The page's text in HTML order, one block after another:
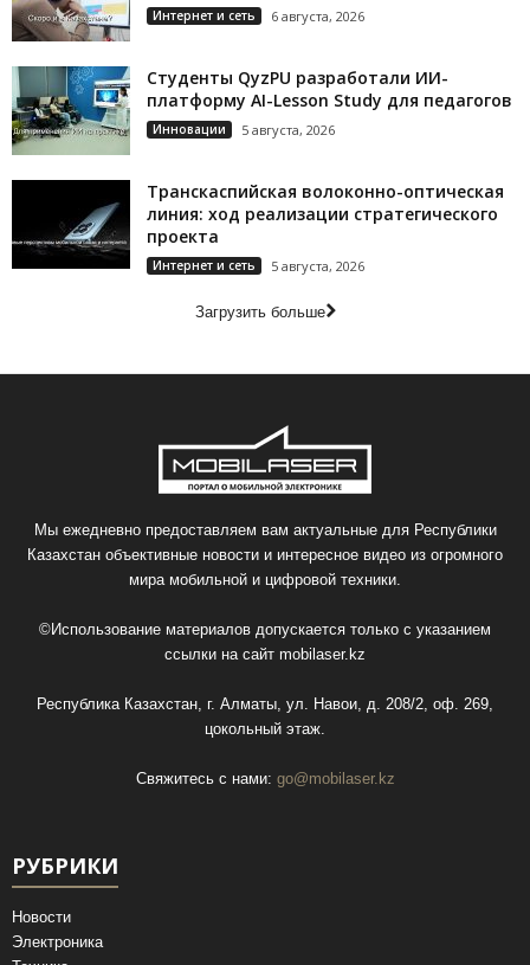
Интернет и сеть 6 августа, 2026
Студенты QyzPU разработали ИИ-
платформу AI-Lesson Study для педагогов
Инновации 5 августа, 2026
Транскаспийская волоконно-оптическая
линия: ход реализации стратегического
проекта
Интернет и сеть 5 августа, 2026
Загрузить больше
Мы ежедневно предоставляем вам актуальные для Республики
Казахстан объективные новости и интересное видео из огромного
мира мобильной и цифровой техники.
©Использование материалов допускается только с указанием
ссылки на сайт mobilaser.kz
Республика Казахстан, г. Алматы, ул. Навои, д. 208/2, оф. 269,
цокольный этаж.
Свяжитесь с нами: go@mobilaser.kz
РУБРИКИ
Новости
Электроника